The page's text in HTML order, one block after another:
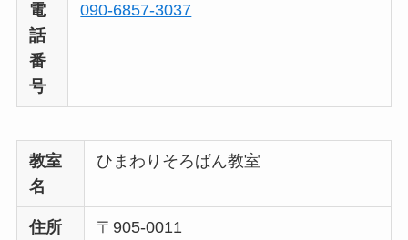
電
話
番
号
090-6857-3037
教室
名
ひまわりそろばん教室
住所
〒905-0011